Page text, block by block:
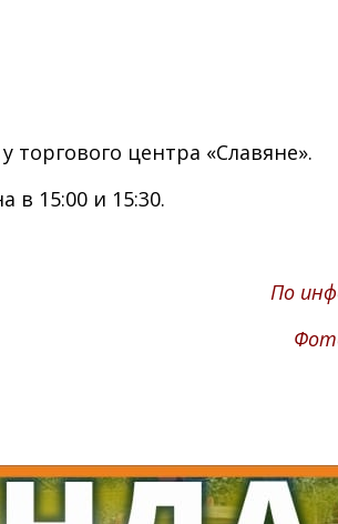
торгового центра «Славяне».
в 15:00 и 15:30.
По